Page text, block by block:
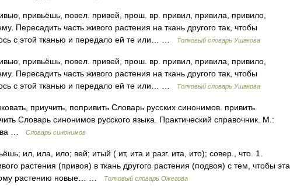
привьёшь, повел. привей, прош. вр. привил, привила, привило,
Пересадить часть живого растения на ткань другого так, чтобы
с этой тканью и передало ей те или… …
Толковый словарь Ушакова
привьёшь, повел. привей, прош. вр. привил, привила, привило,
Пересадить часть живого растения на ткань другого так, чтобы
с этой тканью и передало ей те или… …
Толковый словарь Ушакова
приучить, попривить Словарь русских синонимов. привить
Словарь синонимов русского языка. Практический справочник. М.:
…
Словарь синонимов
ил, ила, ило; вей; итый ( ит, ита и разг. ита, ито); совер., что. 1.
растения (привоя) в ткань другого растения (подвоя) с тем, чтобы эта
растению новые… …
Толковый словарь Ожегова